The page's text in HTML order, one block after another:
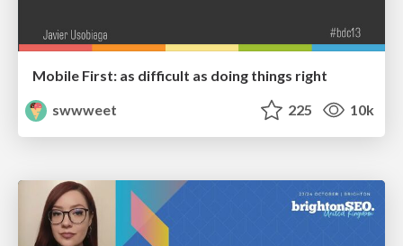
Mobile First: as difficult as doing things right
swwweet
225 10k